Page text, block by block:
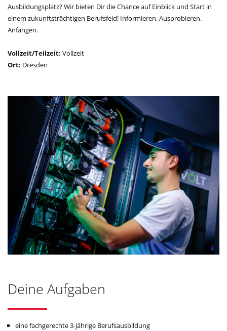
Ausbildungsplatz? Wir bieten Dir die Chance auf Einblick und Start in
einem zukunftsträchtigen Berufsfeld! Informieren. Ausprobieren.
Anfangen.
Vollzeit/Teilzeit: Vollzeit
Ort: Dresden
Deine Aufgaben
eine fachgerechte 3-jährige Berufsausbildung